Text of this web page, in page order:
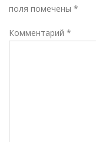
поля помечены *
Комментарий *